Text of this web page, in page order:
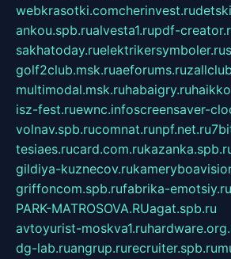
webkrasotki.comcherinvest.ru
ankou.spb.rualvesta1.rupdf-
sakhatoday.ruelektrikersymboler.ru
golf2club.msk.ruaeforums.ru
multimodal.msk.ruhabaigry.ru
isz-fest.ruewnc.infoscreensaver-
volnav.spb.rucomnat.runpf.net.ru
tesiaes.rucard.com.ru
gildiya-kuznecov.ru
griffoncom.spb.rufabrika-emotsiy.ru
PARK-MATROSOVA.RUagat.spb.ru
avtoyurist-moskva1.ru
dg-lab.ruangrup.rurecruiter.spb.ru